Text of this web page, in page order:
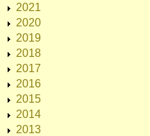
2021
2020
2019
2018
2017
2016
2015
2014
2013